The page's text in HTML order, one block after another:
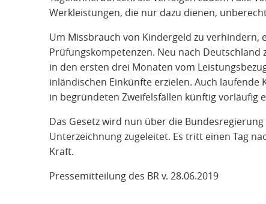
Werkleistungen, die nur dazu dienen,
Um Missbrauch von Kindergeld zu verhindern,
Prüfungskompetenzen. Neu nach
in den ersten drei Monaten vom
inländischen Einkünfte erzielen. Auch laufende
in begründeten Zweifelsfällen künftig vorläufig
Das Gesetz wird nun über die
Unterzeichnung zugeleitet. Es tritt einen Tag
Kraft.
Pressemitteilung des BR v. 28.06.2019